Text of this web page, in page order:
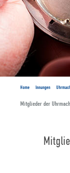
Home Innungen
Mitglieder der